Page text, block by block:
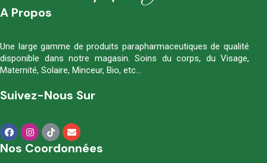
A Propos
Une large gamme de produits parapharmaceutiques de qualité
disponible dans notre magasin. Soins du corps, du Visage,
Maternité, Solaire, Minceur, Bio, etc…
Suivez-Nous Sur
Nos Coordonnées